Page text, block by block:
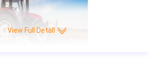
View Full Detall